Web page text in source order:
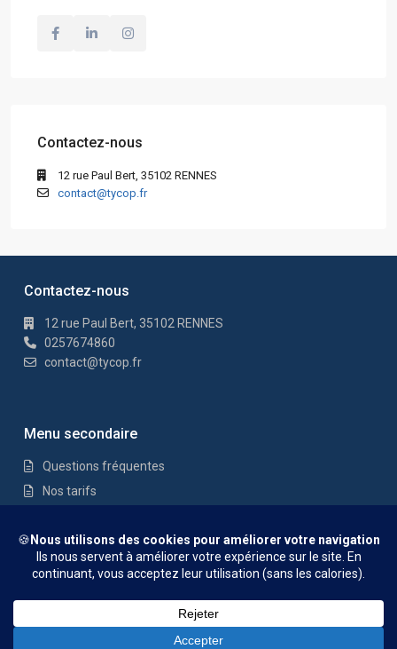
Contactez-nous
12 rue Paul Bert, 35102 RENNES
contact@tycop.fr
Contactez-nous
12 rue Paul Bert, 35102 RENNES
0257674860
contact@tycop.fr
Menu secondaire
Questions fréquentes
Nos tarifs
Mentions Légales
Nos tarifsNous rejoindre